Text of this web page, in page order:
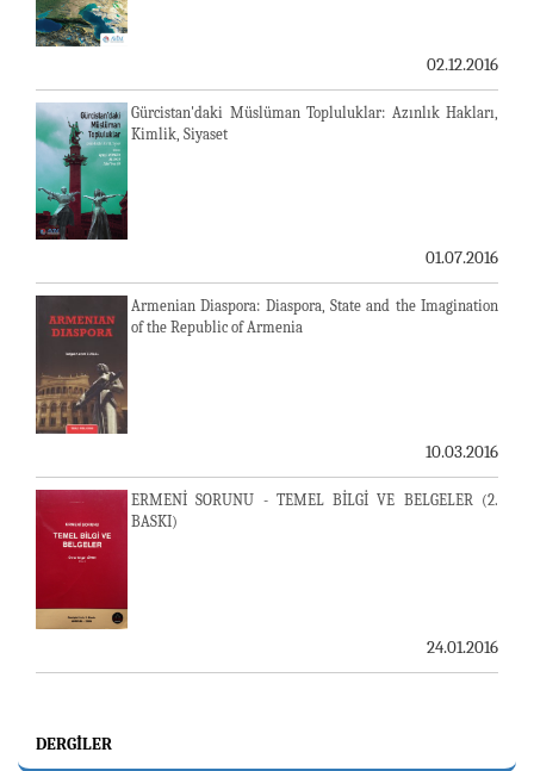
02.12.2016
Gürcistan'daki Müslüman Topluluklar: Azınlık Hakları,
Kimlik, Siyaset
01.07.2016
Armenian Diaspora: Diaspora, State and the Imagination
of the Republic of Armenia
10.03.2016
ERMENİ SORUNU - TEMEL BİLGİ VE BELGELER (2.
BASKI)
24.01.2016
DERGILER